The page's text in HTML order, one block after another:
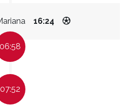
16:24
06:58
07:52